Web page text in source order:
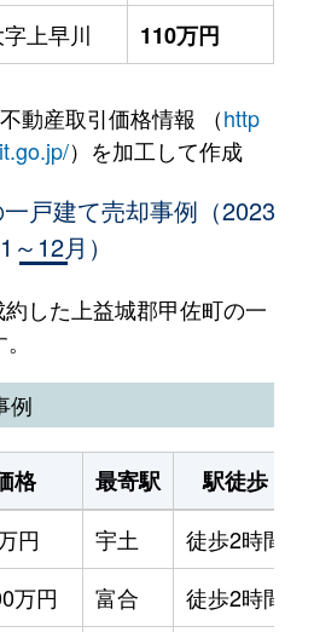
上早川 110万円
動産取引価格情報 （http
）を加工して作成
戸建て売却事例（2023
～12月）
した上益城郡甲佐町の一
例
格 最寄駅 駅徒歩
円 宇土 徒歩2時間
万円 富合 徒歩2時間